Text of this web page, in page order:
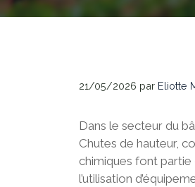
21/05/2026 par Eliotte
Dans le secteur du
Chutes de hauteur,
chimiques font partie
l’utilisation